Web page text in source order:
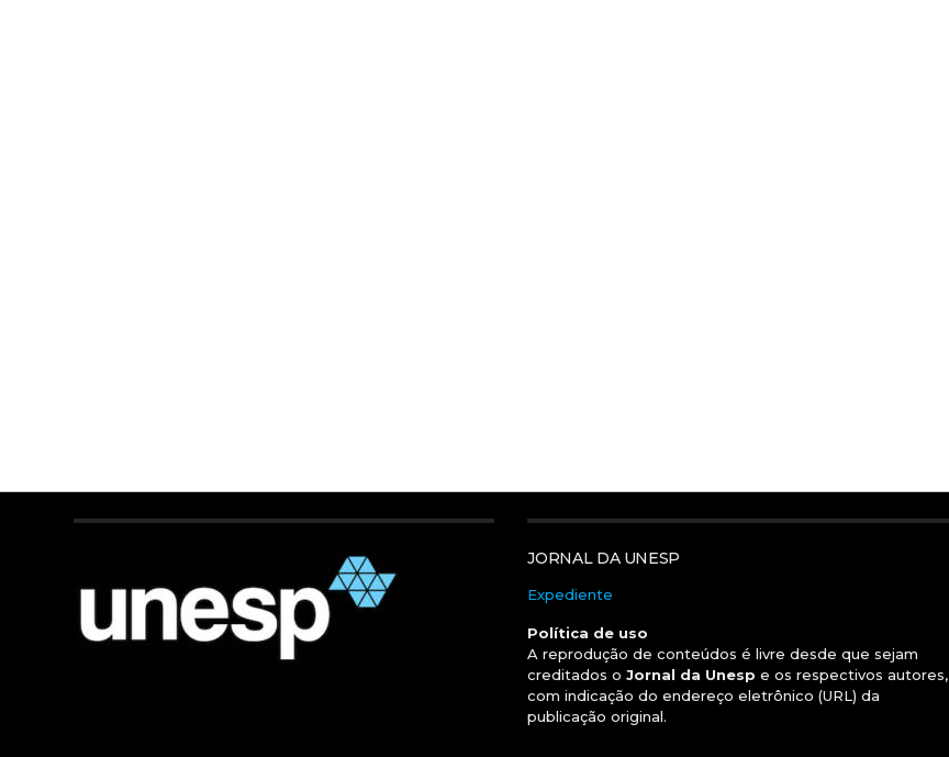
JORNAL DA UNESP
Expediente
Política de uso
A reprodução de conteúdos é livre desde que sejam
creditados oJornal da Unesp e os respectivos autores,
com indicação do endereço eletrônico (URL) da
publicação original.